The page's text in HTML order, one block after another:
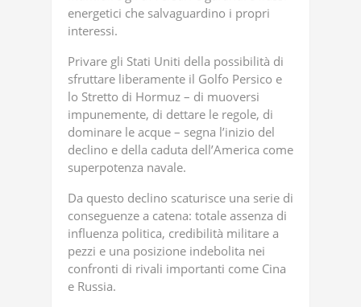
energetici che salvaguardino i propri
interessi.
Privare gli Stati Uniti della possibilità di
sfruttare liberamente il Golfo Persico e
lo Stretto di Hormuz – di muoversi
impunemente, di dettare le regole, di
dominare le acque – segna l’inizio del
declino e della caduta dell’America come
superpotenza navale.
Da questo declino scaturisce una serie di
conseguenze a catena: totale assenza di
influenza politica, credibilità militare a
pezzi e una posizione indebolita nei
confronti di rivali importanti come Cina
e Russia.